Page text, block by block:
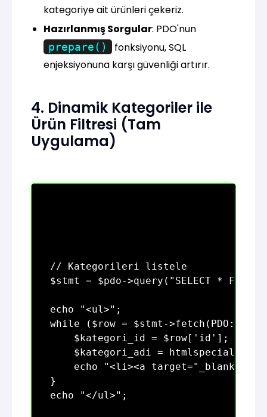
kategoriye ait ürünleri çekeriz.
Hazırlanmış Sorgular: PDO'nun
prepare()
fonksiyonu, SQL
enjeksiyonuna karşı güvenliği artırır.
4. Dinamik Kategoriler ile
Ürün Filtresi (Tam
Uygulama)
// Kategorileri listele
$stmt = $pdo->query("SELECT *
echo "<ul>";
while ($row = $stmt-
    $kategori_id = $row['id'];
$kategori_adi =
echo "<li><a target="_blank"
}
echo "</ul>";